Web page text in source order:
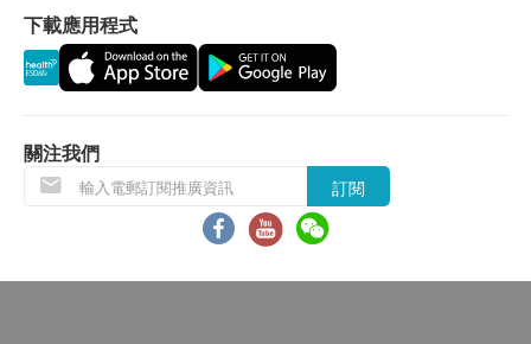
存放指引
請存放在攝氏25度以下的陰涼乾燥地方，避免陽光
注意事項
請擺放遠離兒童的位置。
請勿服用超過建議的劑量。
退換產品必須包裝完整，如退換之產品有任何殘缺
或過期退回，供應商有權不受理。
如有其他損壞或遺漏查詢，顧客必須保留有效收據
康網購health.ESDlife客戶服務部跟進。
電郵: support@esdlife.com / 健康網購
health.ESDlife客服熱線: (852) 3151-2288
下載應用程式
關注我們
訂閱